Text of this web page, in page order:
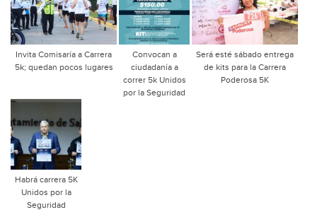
Invita Comisaría a Carrera
5k; quedan pocos lugares
Convocan a
ciudadanía a
correr 5k Unidos
por la Seguridad
Será esté sábado entrega
de kits para la Carrera
Poderosa 5K
Habrá carrera 5K
Unidos por la
Seguridad